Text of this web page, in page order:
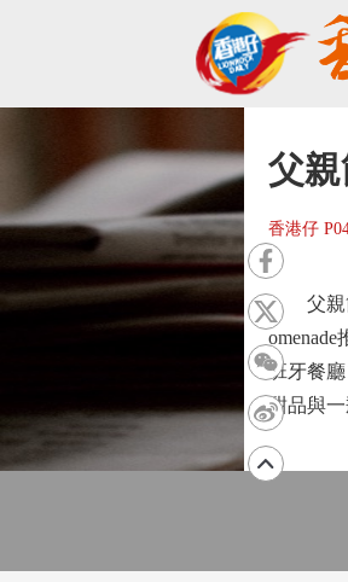
父
香港仔
父親節
班牙餐
甜品與